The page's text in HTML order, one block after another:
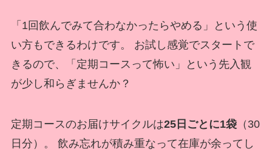
「1回飲んでみて合わなかったらやめる」という使
い方もできるわけです。 お試し感覚でスタートで
きるので、「定期コースって怖い」という先入観
が少し和らぎませんか？
定期コースのお届けサイクルは25日ごとに1袋（30
日分）。 飲み忘れが積み重なって在庫が余ってし